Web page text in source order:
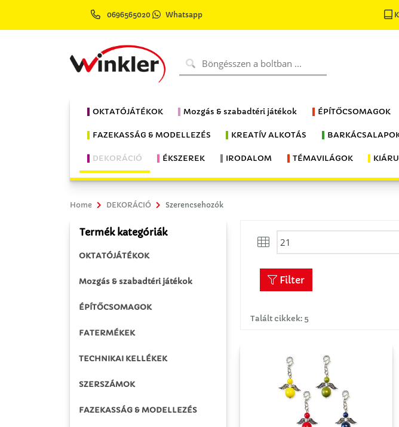
0696565020 Whatsapp
OKTATÓJÁTÉKOK Mozgás & szabadtéri játékok ÉPÍTŐCSOMAGOK
FAZEKASSÁG & MODELLEZÉS KREATÍV ALKOTÁS
DEKORÁCIÓ ÉKSZEREK IRODALOM TÉMAVILÁGOK
Home DEKORÁCIÓ Szerencsehozók
Termék kategóriák
OKTATÓJÁTÉKOK
Mozgás & szabadtéri játékok
ÉPÍTŐCSOMAGOK
FATERMÉKEK
TECHNIKAI KELLÉKEK
SZERSZÁMOK
FAZEKASSÁG & MODELLEZÉS
Talált cikkek: 5
Filter